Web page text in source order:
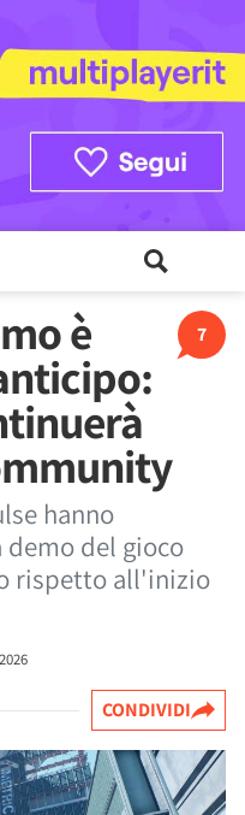
7
è
hanno
del gioco
rispetto all'inizio
CONDIVIDI